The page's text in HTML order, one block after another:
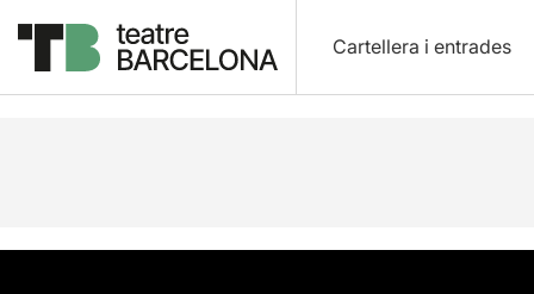
Cartellera i entrades
Descripció Fitxa artística